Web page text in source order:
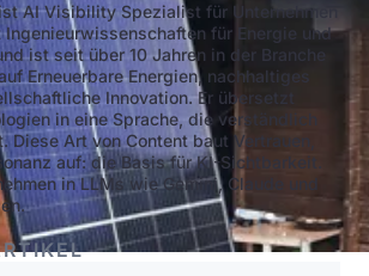
AI Visibility Spezialist für Unternehmen
Ingenieurwissenschaften für Energie und
ist seit über 10 Jahren in der Branche
Erneuerbare Energien, nachhaltiges
Innovation. Er übersetzt
in eine Sprache, die verständlich
Art von Content baut Vertrauen,
auf: die Basis für KI-Sichtbarkeit.
in LLMs wie Gemini, Claude und